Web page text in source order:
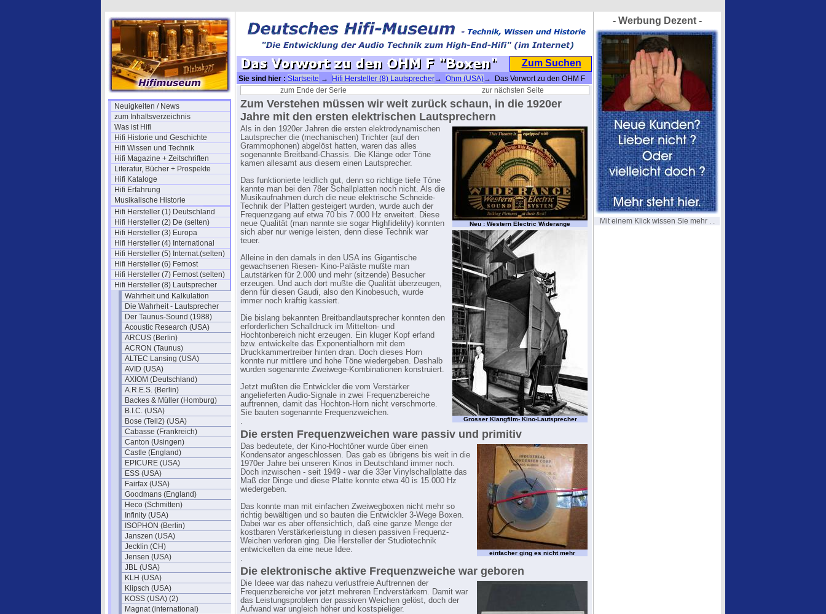
Neuigkeiten / News
zum Inhaltsverzeichnis
Was ist Hifi
Hifi Historie und Geschichte
Hifi Wissen und Technik
Hifi Magazine + Zeitschriften
Literatur, Bücher + Prospekte
Hifi Kataloge
Hifi Erfahrung
Musikalische Historie
Hifi Hersteller (1) Deutschland
Hifi Hersteller (2) De (selten)
Hifi Hersteller (3) Europa
Hifi Hersteller (4) International
Hifi Hersteller (5) Internat.(selten)
Hifi Hersteller (6) Fernost
Hifi Hersteller (7) Fernost (selten)
Hifi Hersteller (8) Lautsprecher
Wahrheit und Kalkulation
Die Wahrheit - Lautsprecher
Der Taunus-Sound (1988)
Acoustic Research (USA)
ARCUS (Berlin)
ACRON (Taunus)
ALTEC Lansing (USA)
AVID (USA)
AXIOM (Deutschland)
A.R.E.S. (Berlin)
Backes & Müller (Homburg)
B.I.C. (USA)
Bose (Teil2) (USA)
Cabasse (Frankreich)
Canton (Usingen)
Castle (England)
EPICURE (USA)
ESS (USA)
Fairfax (USA)
Goodmans (England)
Heco (Schmitten)
Infinity (USA)
ISOPHON (Berlin)
Janszen (USA)
Jecklin (CH)
Jensen (USA)
JBL (USA)
KLH (USA)
Klipsch (USA)
KOSS (USA) (2)
Magnat (international)
Zum Suchen
Sie sind hier : Startseite → Hifi Hersteller (8) Lautsprecher→ Ohm (USA)→ Das Vorwort zu den OHM F
"Boxen"
zum Ende der Serie zur nächsten Seite
Zum Verstehen müssen wir weit zurück schaun, in die 1920er
Jahre mit den ersten elektrischen Lautsprechern
Neu : Western Electric Widerange
Grosser Klangfilm- Kino-Lautsprecher
Als in den 1920er Jahren die ersten elektrodynamischen
Lautsprecher die (mechanischen) Trichter (auf den
Grammophonen) abgelöst hatten, waren das alles
sogenannte Breitband-Chassis. Die Klänge oder Töne
kamen allesamt aus diesem einen Lautsprecher.
Das funktionierte leidlich gut, denn so richtige tiefe Töne
kannte man bei den 78er Schallplatten noch nicht. Als die
Musikaufnahmen durch die neue elektrische Schneide-
Technik der Platten gesteigert wurden, wurde auch der
Frequenzgang auf etwa 70 bis 7.000 Hz erweitert. Diese
neue Qualität (man nannte sie sogar Highfidelity) konnten
sich aber nur wenige leisten, denn diese Technik war
teuer.
Alleine in den damals in den USA ins Gigantische
gewachsenen Riesen- Kino-Paläste mußte man
Lautstärken für 2.000 und mehr (sitzende) Besucher
erzeugen. Und auch dort mußte die Qualität überzeugen,
denn für diesen Gaudi, also den Kinobesuch, wurde
immer noch kräftig kassiert.
Die bislang bekannten Breitbandlautsprecher konnten den
erforderlichen Schalldruck im Mittelton- und
Hochtonbereich nicht erzeugen. Ein kluger Kopf erfand
bzw. entwickelte das Exponentialhorn mit dem
Druckkammertreiber hinten dran. Doch dieses Horn
konnte nur mittlere und hohe Töne wiedergeben. Deshalb
wurden sogenannte Zweiwege-Kombinationen konstruiert.
Jetzt mußten die Entwickler die vom Verstärker
angelieferten Audio-Signale in zwei Frequenzbereiche
auftrennen, damit das Hochton-Horn nicht verschmorte.
Sie bauten sogenannte Frequenzweichen.
.
Die ersten Frequenzweichen ware passiv und primitiv
einfacher ging es nicht mehr
Das bedeutete, der Kino-Hochtöner wurde über einen
Kondensator angeschlossen. Das gab es übrigens bis weit in die
1970er Jahre bei unseren Kinos in Deutschland immer noch.
Doch inzwischen - seit 1949 - war die 33er Vinylschallplatte das
Maß der Dinge und diese Platte konnte etwa 40 is 15.000 Hz
wiedergeben.
Das konnte man mit einfachen Zweiwegboxen nicht mehr so
richtig bewältigen und so bauten die Entwickler 3-Wege Boxen.
Dabei war es aber offensichtich, daß eine ganze Menge der
kostbaren Verstärkerleistung in diesen passiven Frequenz-
Weichen verloren ging. Die Hersteller der Studiotechnik
entwickelten da eine neue Idee.
.
Die elektronische aktive Frequenzweiche war geboren
Die Ideee war das nahezu verlustfreie Auftrennen der
Frequenzbereiche vor jetzt mehreren Endverstärkern. Damit war
das Leistungsproblem der passiven Weichen gelöst, doch der
Aufwand war ungleich höher und kostspieliger.
- Werbung Dezent -
Mit einem Klick wissen Sie mehr . .